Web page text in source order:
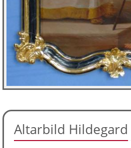
Altarbild Hildegard